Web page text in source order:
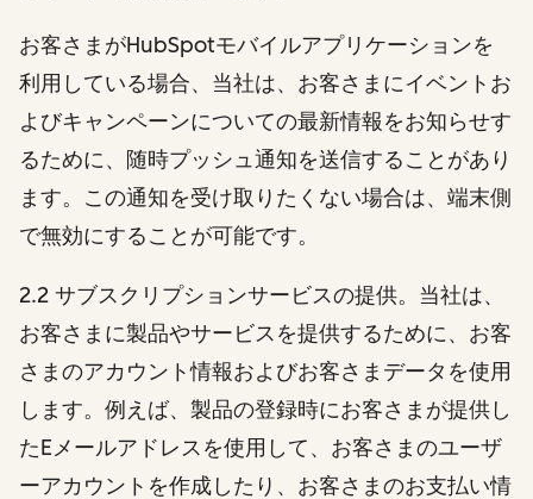
お客さまがHubSpotモバイルアプリケーションを
利用している場合、当社は、お客さまにイベントお
よびキャンペーンについての最新情報をお知らせす
るために、随時プッシュ通知を送信することがあり
ます。この通知を受け取りたくない場合は、端末側
で無効にすることが可能です。
2.2 サブスクリプションサービスの提供。当社は、
お客さまに製品やサービスを提供するために、お客
さまのアカウント情報およびお客さまデータを使用
します。例えば、製品の登録時にお客さまが提供し
たEメールアドレスを使用して、お客さまのユーザ
ーアカウントを作成したり、お客さまのお支払い情